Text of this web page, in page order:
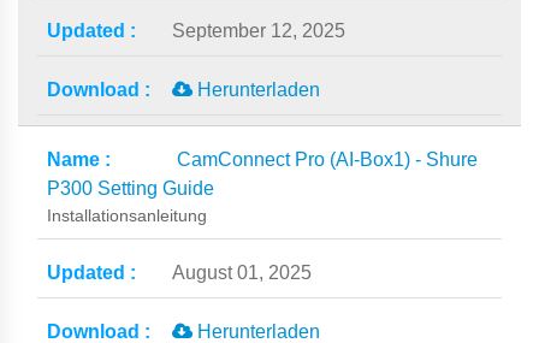
September 12, 2025
Herunterladen
CamConnect Pro (AI-Box1) - Shure
P300 Setting Guide
Installationsanleitung
August 01, 2025
Herunterladen